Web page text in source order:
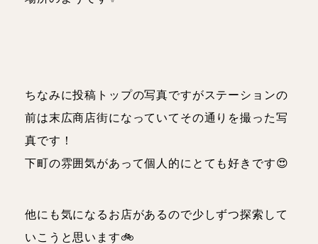
ちなみに投稿トップの写真ですがステーションの
前は末広商店街になっていてその通りを撮った写
真です！
下町の雰囲気があって個人的にとても好きです😍
他にも気になるお店があるので少しずつ探索して
いこうと思います🚲